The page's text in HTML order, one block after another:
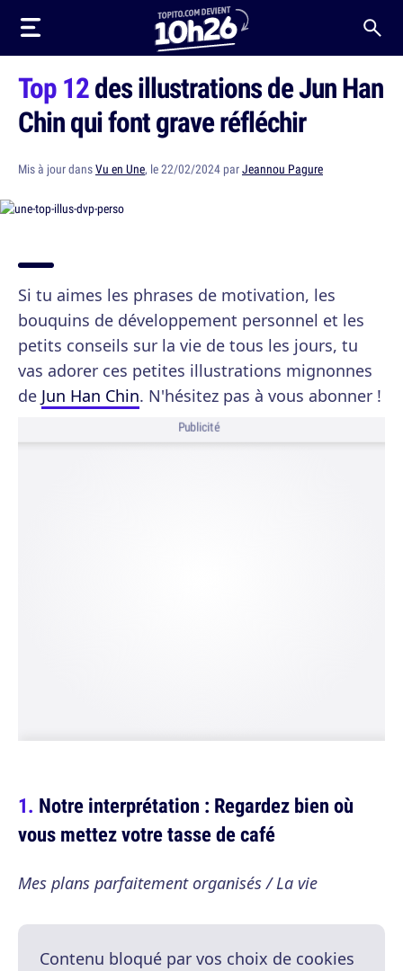
Top 12des illustrations de Jun Han
Chin qui font grave réfléchir
Mis à jour dansVu en Une, le 22/02/2024 parJeannou Pagure
Si tu aimes les phrases de motivation, les
bouquins de développement personnel et les
petits conseils sur la vie de tous les jours, tu
vas adorer ces petites illustrations mignonnes
de Jun Han Chin. N'hésitez pas à vous abonner !
Publicité
Notre interprétation : Regardez bien où
vous mettez votre tasse de café
Mes plans parfaitement organisés / La vie
Contenu bloqué par vos choix de cookies